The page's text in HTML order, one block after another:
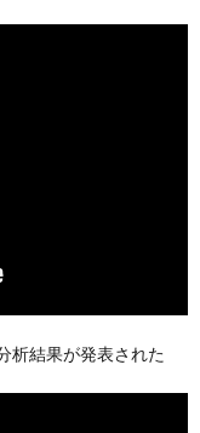
析結果が発表された